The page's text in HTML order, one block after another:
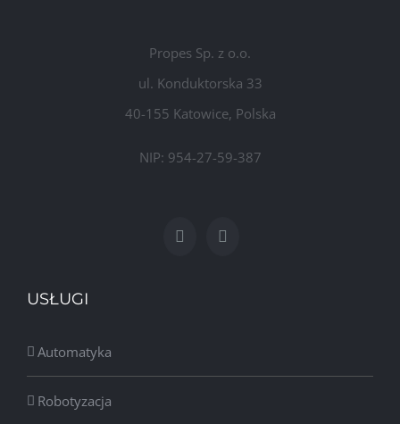
Propes Sp. z o.o.
ul. Konduktorska 33
40-155 Katowice, Polska
NIP: 954-27-59-387
USŁUGI
Automatyka
Robotyzacja